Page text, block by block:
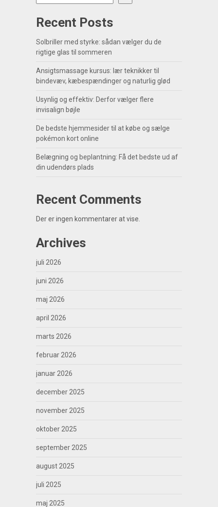
Recent Posts
Solbriller med styrke: sådan vælger du de
rigtige glas til sommeren
Ansigtsmassage kursus: lær teknikker til
bindevæv, kæbespændinger og naturlig glød
Usynlig og effektiv: Derfor vælger flere
invisalign bøjle
De bedste hjemmesider til at købe og sælge
pokémon kort online
Belægning og beplantning: Få det bedste ud af
din udendørs plads
Recent Comments
Der er ingen kommentarer at vise.
Archives
juli 2026
juni 2026
maj 2026
april 2026
marts 2026
februar 2026
januar 2026
december 2025
november 2025
oktober 2025
september 2025
august 2025
juli 2025
maj 2025